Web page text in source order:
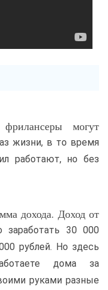
могут
жизни, в то время
работают, но без
дохода. Доход от
заработать 30 000
рублей. Но здесь
дома за
руками разные